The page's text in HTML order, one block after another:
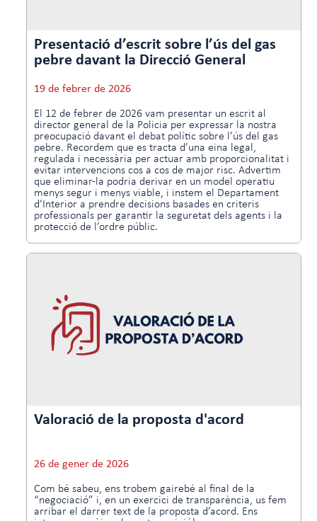
Presentació d’escrit sobre l’ús del gas
pebre davant la Direcció General
19 de febrer de 2026
El 12 de febrer de 2026 vam presentar un escrit al
director general de la Policia per expressar la nostra
preocupació davant el debat polític sobre l’ús del gas
pebre. Recordem que es tracta d’una eina legal,
regulada i necessària per actuar amb proporcionalitat i
evitar intervencions cos a cos de major risc. Advertim
que eliminar-la podria derivar en un model operatiu
menys segur i menys viable, i instem el Departament
d’Interior a prendre decisions basades en criteris
professionals per garantir la seguretat dels agents i la
protecció de l’ordre públic.
Valoració de la proposta d'acord
26 de gener de 2026
Com bé sabeu, ens trobem gairebé al final de la
“negociació” i, en un exercici de transparència, us fem
arribar el darrer text de la proposta d’acord. Ens